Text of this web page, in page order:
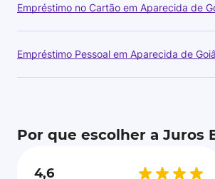
Empréstimo no Cartão em Aparecida de
Empréstimo Pessoal em Aparecida de
Por que escolher a Juros
4,6